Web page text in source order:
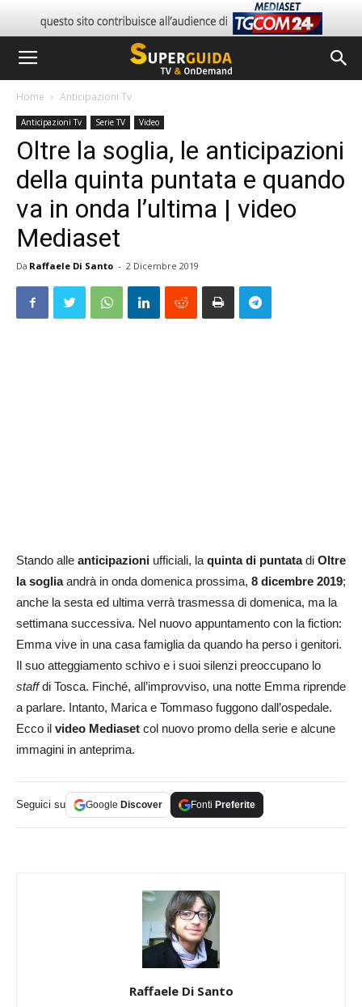
Home Anticipazioni Tv
Anticipazioni Tv Serie TV Video
Oltre la soglia, le anticipazioni
della quinta puntata e quando
va in onda l’ultima | video
Mediaset
Da Raffaele Di Santo - 2 Dicembre 2019
Stando alle anticipazioni ufficiali, laquinta di puntatadi Oltre
la sogliaandrà in onda domenica prossima, 8 dicembre 2019;
anche la sesta ed ultima verrà trasmessa di domenica, ma la
settimana successiva. Nel nuovo appuntamento con la fiction:
Emma vive in una casa famiglia da quando ha perso i genitori.
Il suo atteggiamento schivo e i suoi silenzi preoccupano lo
staffdi Tosca. Finché, all’improvviso, una notte Emma riprende
a parlare. Intanto, Marica e Tommaso fuggono dall’ospedale.
Ecco il video Mediaset col nuovo promo della serie e alcune
immagini in anteprima.
Seguici su Google Discover Fonti Preferite
Raffaele Di Santo